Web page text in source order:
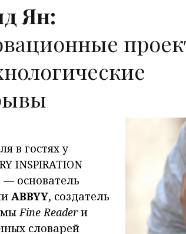
Ян:
в гостях у
INSPIRATION
— основатель
ABBYY, создатель
Fine Readerи
словарей